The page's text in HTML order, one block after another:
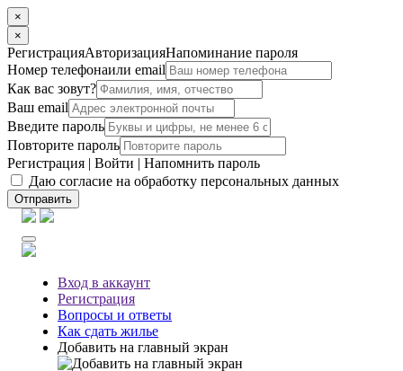
×
×
РегистрацияАвторизацияНапоминание пароля
Номер телефонаили email
Как вас зовут?
Ваш email
Введите пароль
Повторите пароль
Регистрация | Войти | Напомнить пароль
Даю согласие на обработку персональных данных
Отправить
Вход в аккаунт
Регистрация
Вопросы и ответы
Как сдать жилье
Добавить на главный экран